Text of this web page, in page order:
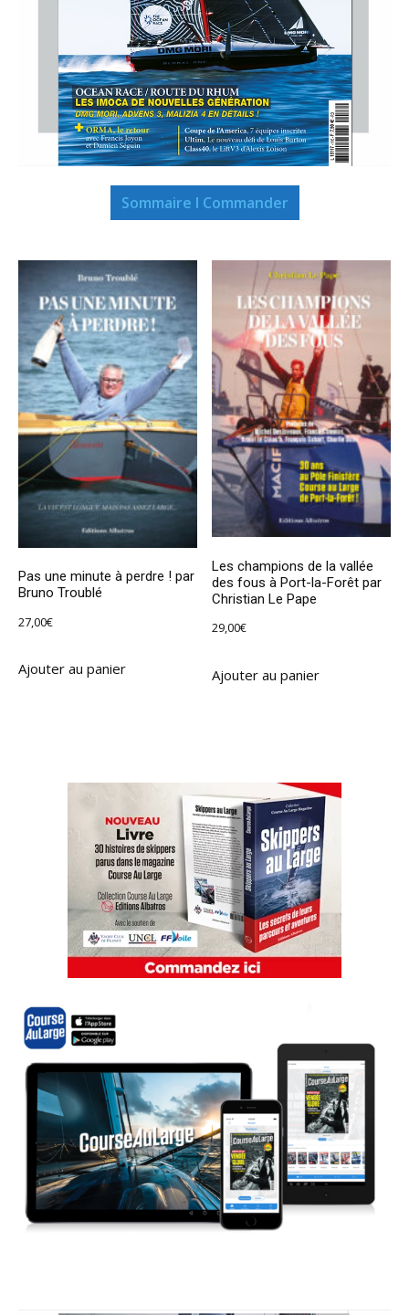
Sommaire I Commander
Pas une minute à perdre ! par
Bruno Troublé
27,00€
Ajouter au panier
Les champions de la vallée
des fous à Port-la-Forêt par
Christian Le Pape
29,00€
Ajouter au panier